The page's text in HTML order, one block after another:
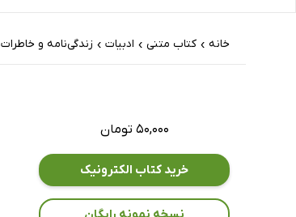
خانه › کتاب‌ متنی › ادبیات › زندگی‌نامه و خاطرات
۵۰,۰۰۰ تومان
خرید کتاب الکترونیک